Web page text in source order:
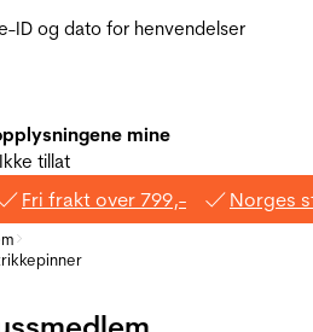
ID og dato for henvendelser
mine
Ikke tillat
Fri frakt over 799,- Norges